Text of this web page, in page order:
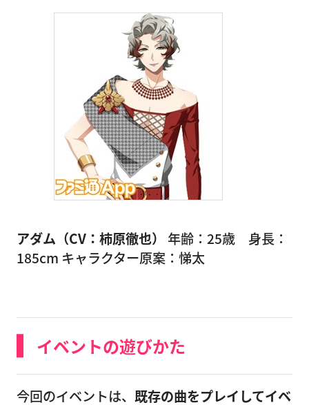
アダム（CV：柿原徹也）
年齢：25歳 身長：
185cm キャラクター原案：悌太
イベントの遊びかた
今回のイベントは、 既存の曲をプレイしてイベ